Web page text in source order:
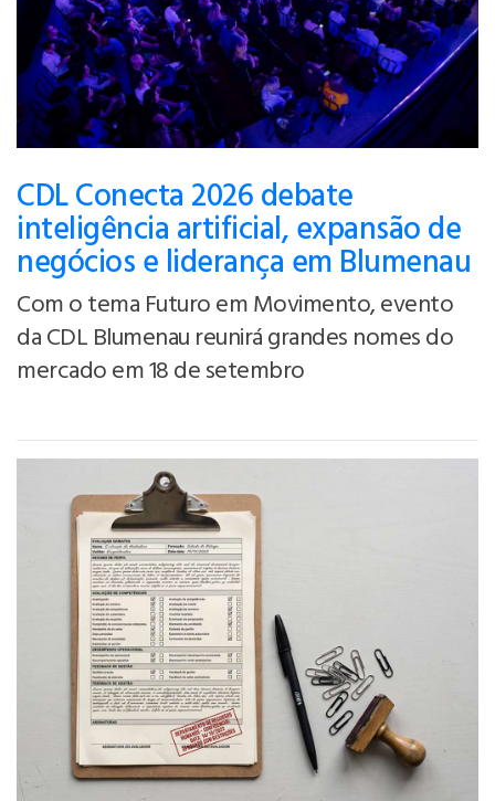
CDL Conecta 2026 debate
inteligência artificial, expansão de
negócios e liderança em Blumenau
Com o tema Futuro em Movimento, evento
da CDL Blumenau reunirá grandes nomes do
mercado em 18 de setembro